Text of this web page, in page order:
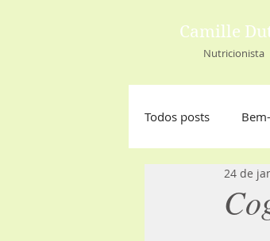
Camille
Nutricionista
Todos posts
24 de